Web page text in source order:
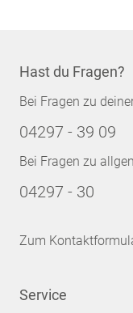
Hast du Fragen?
Bei Fragen zu
04297 - 39 09
Bei Fragen zu
04297 - 30
Zum
Service